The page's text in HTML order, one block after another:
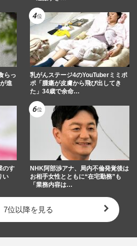
らっ
進
乳がんステージ4のYouTuberミミポ
ポ「腫瘍が皮膚から飛び出してき
た」34歳で余命…
のす
い
NHK阿部渉アナ、局内不倫発覚後は
お相手女性とともに“在宅勤務”も
「業務内容は…
7位以降を見る